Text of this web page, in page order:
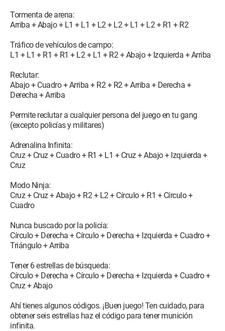
Tormenta de arena:
Arriba + Abajo + L1 + L1 + L2 + L2 + L1 + L2 + R1 + R2
Tráfico de vehículos de campo:
L1 + L1 + R1 + R1 + L2 + L1 + R2 + Abajo + Izquierda + Arriba
Reclutar:
Abajo + Cuadro + Arriba + R2 + R2 + Arriba + Derecha +
Derecha + Arriba
Permite reclutar a cualquier persona del juego en tu gang
(excepto policías y militares)
Adrenalina Infinita:
Cruz + Cruz + Cuadro + R1 + L1 + Cruz + Abajo + Izquierda +
Cruz
Modo Ninja:
Cruz + Cruz + Abajo + R2 + L2 + Círculo + R1 + Círculo +
Cuadro
Nunca buscado por la policía:
Círculo + Derecha + Círculo + Derecha + Izquierda + Cuadro +
Triángulo + Arriba
Tener 6 estrellas de búsqueda:
Círculo + Derecha + Círculo + Derecha + Izquierda + Cuadro +
Cruz + Abajo
Ahí tienes algunos códigos. ¡Buen juego! Ten cuidado, para
obtener seis estrellas haz el código para tener munición
infinita.